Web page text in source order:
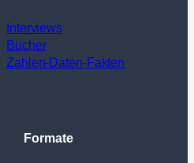
Interviews
Bücher
Zahlen-Daten-Fakten
Formate